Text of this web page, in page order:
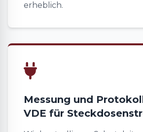
erheblich.
Messung und
VDE für